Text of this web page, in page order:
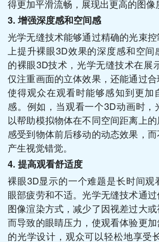
得更加平滑流畅，展现出更高的图像
3. 增强深度感和空间感
光学无缝技术能够通过精确的光束
上提升裸眼3D效果的深度感和空
的裸眼3D技术，光学无缝技术在展
仅注重画面的立体效果，还能通过合
使得观众在观看时能够感知到更加
感。例如，当观看一个3D动画时，
以帮助模拟物体在不同空间距离上
感受到物体前后移动的动态效果，
产生视觉错觉。
4. 提高观看舒适度
裸眼3D显示的一个难题是长时间观
眼部疲劳和不适。光学无缝技术通
图像渲染方式，减少了因视差过大
而导致的眼睛压力，使观看体验更
的光学设计，观众可以轻松地享受